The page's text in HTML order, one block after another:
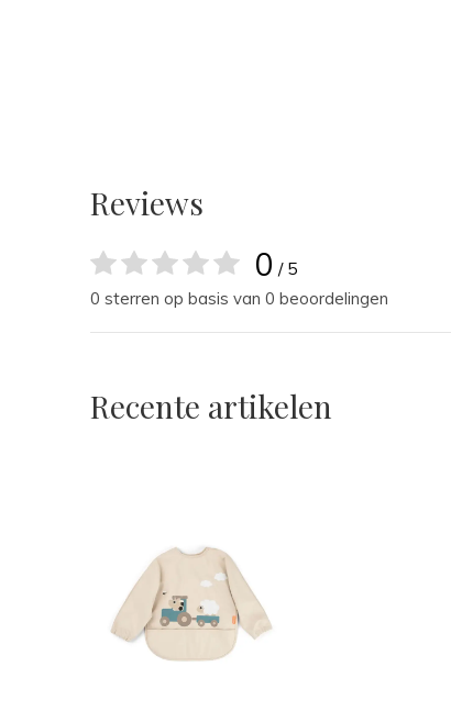
Reviews
0 / 5
0 sterren op basis van 0 beoordelingen
Recente artikelen